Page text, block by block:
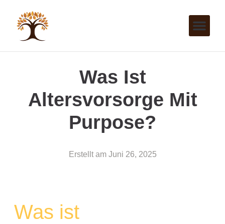
Was Ist
Altersvorsorge Mit
Purpose?
Erstellt am Juni 26, 2025
Was ist